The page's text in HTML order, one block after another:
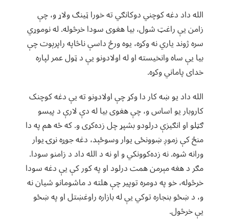
الله داد دغه کوچني دوکانګي ته خورا ټینګ ولاړ و، چې
زامن یې راغټ شول، بیا هغوی سودا خرڅوله. له نوموړي
سره ژوند یاري نه وکړه، یوه ورځ داسې ناڅاپه راپرېوت چې
بیا یې ساه وانخیسته او له اولادونو یې د ټول عمر لپاره
خدای پاماني وکړه.
الله داد یو ښه کار دا وکړ چې اولادونو ته یې دغه کوچنک
کاروبار یو اساس و، چې هغوی بیا له دې لارې د پیسو
ګټلو او انګیزې درلودو بشپړ چل زده‌کړی و. که څه هم په دا
منځ کې زموږ ښوونځی یوار وسوځېد، دغه جوړه نړۍ یوار
ورانه شوه. نه زده‌کوونکي و او نه د الله داد د زامنو سودا.
مګر د هغه مېرمن همت درلود او په کور کې یې دغه سودا
خرڅوله، خو په دومره توپیر چې هلته د ماشومانو شیان نه
و، د ښځو بنجاره توکي یې له بازاره راوغښتل او په ښځو
یې خرڅول.